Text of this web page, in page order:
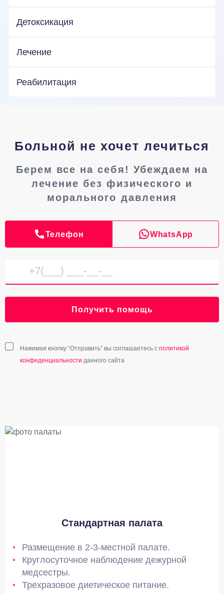
Детоксикация
Лечение
Реабилитация
Больной не хочет лечиться
Берем все на себя! Убеждаем на
лечение без физического и
морального давления
Телефон WhatsApp
Получить помощь
Нажимая кнопку “Отправить” вы соглашаетесь с политикой
конфеденциальности данного сайта
Стандартная палата
Размещение в 2-3-местной палате.
Круглосуточное наблюдение дежурной
медсестры.
Трехразовое диетическое питание.